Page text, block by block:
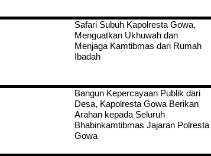
Safari Subuh Kapolresta Gowa,
Menguatkan Ukhuwah dan
Menjaga Kamtibmas dari Rumah
Ibadah
Bangun Kepercayaan Publik dari
Desa, Kapolresta Gowa Berikan
Arahan kepada Seluruh
Bhabinkamtibmas Jajaran Polresta
Gowa